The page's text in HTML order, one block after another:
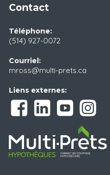
Contact
Téléphone:
(514) 927-0072
Courriel:
mross@multi-prets.ca
Liens externes: